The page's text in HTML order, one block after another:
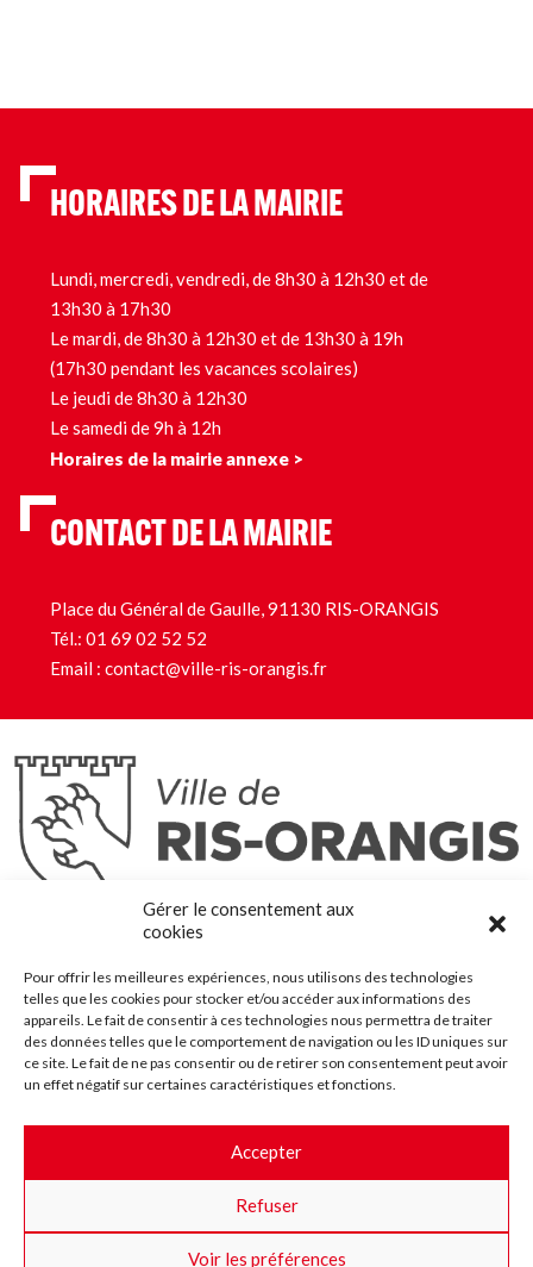
Gérer le consentement aux
cookies
Pour offrir les meilleures expériences, nous utilisons des technologies
telles que les cookies pour stocker et/ou accéder aux informations des
appareils. Le fait de consentir à ces technologies nous permettra de traiter
des données telles que le comportement de navigation ou les ID uniques sur
ce site. Le fait de ne pas consentir ou de retirer son consentement peut avoir
un effet négatif sur certaines caractéristiques et fonctions.
Accepter
Refuser
Voir les préférences
HORAIRES DE LA MAIRIE
Lundi, mercredi, vendredi, de 8h30 à 12h30 et de
13h30 à 17h30
Le mardi, de 8h30 à 12h30 et de 13h30 à 19h
(17h30 pendant les vacances scolaires)
Le jeudi de 8h30 à 12h30
Le samedi de 9h à 12h
Horaires de la mairie annexe >
CONTACT DE LA MAIRIE
Place du Général de Gaulle, 91130 RIS-ORANGIS
Tél.: 01 69 02 52 52
Email : contact@ville-ris-orangis.fr
Ris-Orangis
@2022 — Tous droits réservés
Plan du site
Contact
Accessibilité
Crédits
Les marchés publics
Suggestions & Améliorations
Facebook
InstaTwitterYoutube